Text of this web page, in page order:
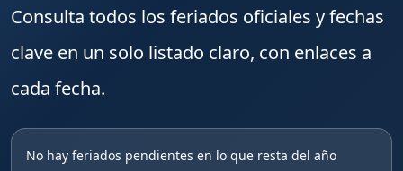
Consulta todos los feriados oficiales y fechas
clave en un solo listado claro, con enlaces a
cada fecha.
No hay feriados pendientes en lo que resta del año